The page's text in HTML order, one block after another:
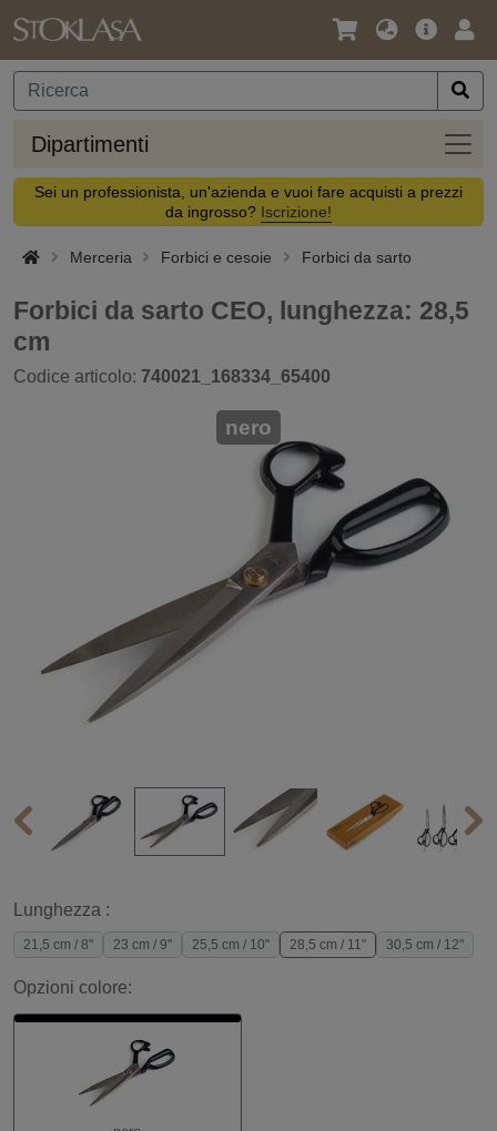
Lingua
Valuta
Offerta
Dipartimenti
Sei un professionista, un'azienda e vuoi fare acquisti a prezzi
da ingrosso? Iscrizione!
Merceria Forbici e cesoie Forbici da sarto
Forbici da sarto CEO, lunghezza: 28,5
cm
Codice articolo: 740021_168334_65400
nero
Lunghezza :
21,5 cm / 8" 23 cm / 9" 25,5 cm / 10" 28,5 cm / 11" 30,5 cm / 12"
Opzioni colore: